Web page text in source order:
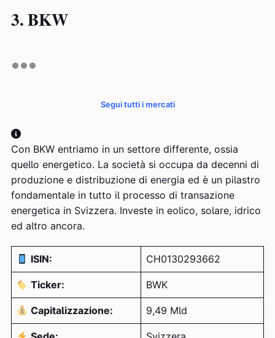
3. BKW
Segui tutti i mercati
Con BKW entriamo in un settore differente, ossia
quello energetico. La società si occupa da decenni di
produzione e distribuzione di energia ed è un pilastro
fondamentale in tutto il processo di transazione
energetica in Svizzera. Investe in eolico, solare, idrico
ed altro ancora.
ISIN: CH0130293662
Ticker: BWK
Capitalizzazione: 9,49 Mld